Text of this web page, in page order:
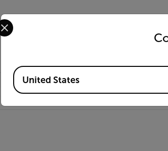
30 μm
温度範囲0°C～100°C (32°F～212°F)
4.52 µm ～4.67 µm
Select your preferred country and language
Available Locations
United States